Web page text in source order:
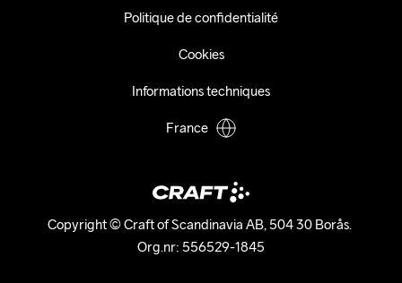
Copyright © Craft of Scandinavia AB, 504 30 Borås.
Org.nr: 556529-1845
Politique de confidentialité
Cookies
Informations techniques
France